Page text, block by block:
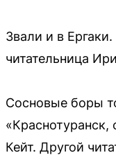
Звали и в
читательница
Сосновые боры
«Краснотуранск,
Кейт. Другой